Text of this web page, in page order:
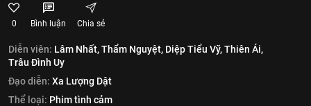
0 Bình luận Chia sẻ
Diễn viên: Lâm Nhất,Thẩm Nguyệt, Diệp Tiểu Vỹ,Thiên Ái,
Trâu Đình Uy
Đạo diễn: Xa Lượng Dật
Thể loại: Phim tình cảm